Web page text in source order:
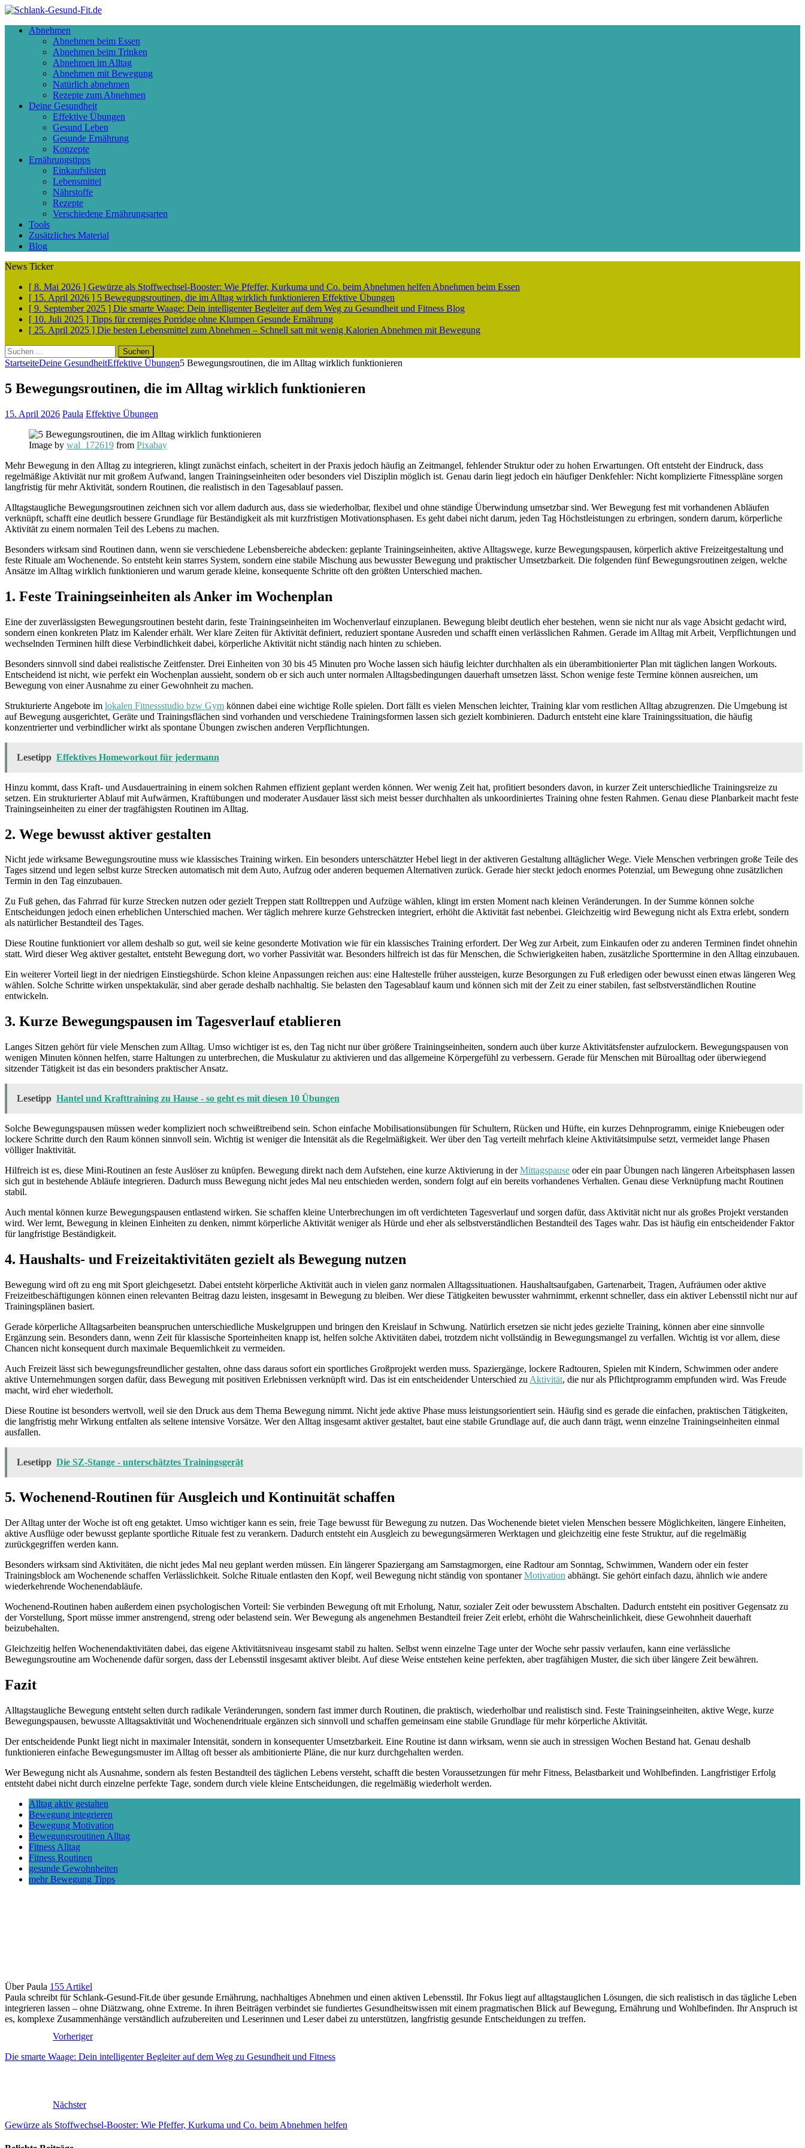
Abnehmen
Abnehmen beim Essen
Abnehmen beim Trinken
Abnehmen im Alltag
Abnehmen mit Bewegung
Natürlich abnehmen
Rezepte zum Abnehmen
Deine Gesundheit
Effektive Übungen
Gesund Leben
Gesunde Ernährung
Konzepte
Ernährungstipps
Einkaufslisten
Lebensmittel
Nährstoffe
Rezepte
Verschiedene Ernährungsarten
Tools
Zusätzliches Material
Blog
News Ticker
[ 8. Mai 2026 ] Gewürze als Stoffwechsel-Booster: Wie Pfeffer, Kurkuma und Co. beim Abnehmen helfen Abnehmen beim Essen
[ 15. April 2026 ] 5 Bewegungsroutinen, die im Alltag wirklich funktionieren Effektive Übungen
[ 9. September 2025 ] Die smarte Waage: Dein intelligenter Begleiter auf dem Weg zu Gesundheit und Fitness Blog
[ 10. Juli 2025 ] Tipps für cremiges Porridge ohne Klumpen Gesunde Ernährung
[ 25. April 2025 ] Die besten Lebensmittel zum Abnehmen – Schnell satt mit wenig Kalorien Abnehmen mit Bewegung
Suchen
nach:
StartseiteDeine GesundheitEffektive Übungen5 Bewegungsroutinen, die im Alltag wirklich funktionieren
5 Bewegungsroutinen, die im Alltag wirklich funktionieren
15. April 2026 Paula Effektive Übungen
Image by wal_172619 from Pixabay
Mehr Bewegung in den Alltag zu integrieren, klingt zunächst einfach, scheitert in der Praxis jedoch häufig an Zeitmangel, fehlender Struktur oder zu hohen Erwartungen. Oft entsteht der Eindruck, dass
regelmäßige Aktivität nur mit großem Aufwand, langen Trainingseinheiten oder besonders viel Disziplin möglich ist. Genau darin liegt jedoch ein häufiger Denkfehler: Nicht komplizierte Fitnesspläne sorgen
langfristig für mehr Aktivität, sondern Routinen, die realistisch in den Tagesablauf passen.
Alltagstaugliche Bewegungsroutinen zeichnen sich vor allem dadurch aus, dass sie wiederholbar, flexibel und ohne ständige Überwindung umsetzbar sind. Wer Bewegung fest mit vorhandenen Abläufen
verknüpft, schafft eine deutlich bessere Grundlage für Beständigkeit als mit kurzfristigen Motivationsphasen. Es geht dabei nicht darum, jeden Tag Höchstleistungen zu erbringen, sondern darum, körperliche
Aktivität zu einem normalen Teil des Lebens zu machen.
Besonders wirksam sind Routinen dann, wenn sie verschiedene Lebensbereiche abdecken: geplante Trainingseinheiten, aktive Alltagswege, kurze Bewegungspausen, körperlich aktive Freizeitgestaltung und
feste Rituale am Wochenende. So entsteht kein starres System, sondern eine stabile Mischung aus bewusster Bewegung und praktischer Umsetzbarkeit. Die folgenden fünf Bewegungsroutinen zeigen, welche
Ansätze im Alltag wirklich funktionieren und warum gerade kleine, konsequente Schritte oft den größten Unterschied machen.
1. Feste Trainingseinheiten als Anker im Wochenplan
Eine der zuverlässigsten Bewegungsroutinen besteht darin, feste Trainingseinheiten im Wochenverlauf einzuplanen. Bewegung bleibt deutlich eher bestehen, wenn sie nicht nur als vage Absicht gedacht wird,
sondern einen konkreten Platz im Kalender erhält. Wer klare Zeiten für Aktivität definiert, reduziert spontane Ausreden und schafft einen verlässlichen Rahmen. Gerade im Alltag mit Arbeit, Verpflichtungen und
wechselnden Terminen hilft diese Verbindlichkeit dabei, körperliche Aktivität nicht ständig nach hinten zu schieben.
Besonders sinnvoll sind dabei realistische Zeitfenster. Drei Einheiten von 30 bis 45 Minuten pro Woche lassen sich häufig leichter durchhalten als ein überambitionierter Plan mit täglichen langen Workouts.
Entscheidend ist nicht, wie perfekt ein Wochenplan aussieht, sondern ob er sich auch unter normalen Alltagsbedingungen dauerhaft umsetzen lässt. Schon wenige feste Termine können ausreichen, um
Bewegung von einer Ausnahme zu einer Gewohnheit zu machen.
Strukturierte Angebote im lokalen Fitnessstudio bzw Gym können dabei eine wichtige Rolle spielen. Dort fällt es vielen Menschen leichter, Training klar vom restlichen Alltag abzugrenzen. Die Umgebung ist
auf Bewegung ausgerichtet, Geräte und Trainingsflächen sind vorhanden und verschiedene Trainingsformen lassen sich gezielt kombinieren. Dadurch entsteht eine klare Trainingssituation, die häufig
konzentrierter und verbindlicher wirkt als spontane Übungen zwischen anderen Verpflichtungen.
Lesetipp Effektives Homeworkout für jedermann
Hinzu kommt, dass Kraft- und Ausdauertraining in einem solchen Rahmen effizient geplant werden können. Wer wenig Zeit hat, profitiert besonders davon, in kurzer Zeit unterschiedliche Trainingsreize zu
setzen. Ein strukturierter Ablauf mit Aufwärmen, Kraftübungen und moderater Ausdauer lässt sich meist besser durchhalten als unkoordiniertes Training ohne festen Rahmen. Genau diese Planbarkeit macht feste
Trainingseinheiten zu einer der tragfähigsten Routinen im Alltag.
2. Wege bewusst aktiver gestalten
Nicht jede wirksame Bewegungsroutine muss wie klassisches Training wirken. Ein besonders unterschätzter Hebel liegt in der aktiveren Gestaltung alltäglicher Wege. Viele Menschen verbringen große Teile des
Tages sitzend und legen selbst kurze Strecken automatisch mit dem Auto, Aufzug oder anderen bequemen Alternativen zurück. Gerade hier steckt jedoch enormes Potenzial, um Bewegung ohne zusätzlichen
Termin in den Tag einzubauen.
Zu Fuß gehen, das Fahrrad für kurze Strecken nutzen oder gezielt Treppen statt Rolltreppen und Aufzüge wählen, klingt im ersten Moment nach kleinen Veränderungen. In der Summe können solche
Entscheidungen jedoch einen erheblichen Unterschied machen. Wer täglich mehrere kurze Gehstrecken integriert, erhöht die Aktivität fast nebenbei. Gleichzeitig wird Bewegung nicht als Extra erlebt, sondern
als natürlicher Bestandteil des Tages.
Diese Routine funktioniert vor allem deshalb so gut, weil sie keine gesonderte Motivation wie für ein klassisches Training erfordert. Der Weg zur Arbeit, zum Einkaufen oder zu anderen Terminen findet ohnehin
statt. Wird dieser Weg aktiver gestaltet, entsteht Bewegung dort, wo vorher Passivität war. Besonders hilfreich ist das für Menschen, die Schwierigkeiten haben, zusätzliche Sporttermine in den Alltag einzubauen.
Ein weiterer Vorteil liegt in der niedrigen Einstiegshürde. Schon kleine Anpassungen reichen aus: eine Haltestelle früher aussteigen, kurze Besorgungen zu Fuß erledigen oder bewusst einen etwas längeren Weg
wählen. Solche Schritte wirken unspektakulär, sind aber gerade deshalb nachhaltig. Sie belasten den Tagesablauf kaum und können sich mit der Zeit zu einer stabilen, fast selbstverständlichen Routine
entwickeln.
3. Kurze Bewegungspausen im Tagesverlauf etablieren
Langes Sitzen gehört für viele Menschen zum Alltag. Umso wichtiger ist es, den Tag nicht nur über größere Trainingseinheiten, sondern auch über kurze Aktivitätsfenster aufzulockern. Bewegungspausen von
wenigen Minuten können helfen, starre Haltungen zu unterbrechen, die Muskulatur zu aktivieren und das allgemeine Körpergefühl zu verbessern. Gerade für Menschen mit Büroalltag oder überwiegend
sitzender Tätigkeit ist das ein besonders praktischer Ansatz.
Lesetipp Hantel und Krafttraining zu Hause - so geht es mit diesen 10 Übungen
Solche Bewegungspausen müssen weder kompliziert noch schweißtreibend sein. Schon einfache Mobilisationsübungen für Schultern, Rücken und Hüfte, ein kurzes Dehnprogramm, einige Kniebeugen oder
lockere Schritte durch den Raum können sinnvoll sein. Wichtig ist weniger die Intensität als die Regelmäßigkeit. Wer über den Tag verteilt mehrfach kleine Aktivitätsimpulse setzt, vermeidet lange Phasen
völliger Inaktivität.
Hilfreich ist es, diese Mini-Routinen an feste Auslöser zu knüpfen. Bewegung direkt nach dem Aufstehen, eine kurze Aktivierung in derMittagspause oder ein paar Übungen nach längeren Arbeitsphasen lassen
sich gut in bestehende Abläufe integrieren. Dadurch muss Bewegung nicht jedes Mal neu entschieden werden, sondern folgt auf ein bereits vorhandenes Verhalten. Genau diese Verknüpfung macht Routinen
stabil.
Auch mental können kurze Bewegungspausen entlastend wirken. Sie schaffen kleine Unterbrechungen im oft verdichteten Tagesverlauf und sorgen dafür, dass Aktivität nicht nur als großes Projekt verstanden
wird. Wer lernt, Bewegung in kleinen Einheiten zu denken, nimmt körperliche Aktivität weniger als Hürde und eher als selbstverständlichen Bestandteil des Tages wahr. Das ist häufig ein entscheidender Faktor
für langfristige Beständigkeit.
4. Haushalts- und Freizeitaktivitäten gezielt als Bewegung nutzen
Bewegung wird oft zu eng mit Sport gleichgesetzt. Dabei entsteht körperliche Aktivität auch in vielen ganz normalen Alltagssituationen. Haushaltsaufgaben, Gartenarbeit, Tragen, Aufräumen oder aktive
Freizeitbeschäftigungen können einen relevanten Beitrag dazu leisten, insgesamt in Bewegung zu bleiben. Wer diese Tätigkeiten bewusster wahrnimmt, erkennt schneller, dass ein aktiver Lebensstil nicht nur auf
Trainingsplänen basiert.
Gerade körperliche Alltagsarbeiten beanspruchen unterschiedliche Muskelgruppen und bringen den Kreislauf in Schwung. Natürlich ersetzen sie nicht jedes gezielte Training, können aber eine sinnvolle
Ergänzung sein. Besonders dann, wenn Zeit für klassische Sporteinheiten knapp ist, helfen solche Aktivitäten dabei, trotzdem nicht vollständig in Bewegungsmangel zu verfallen. Wichtig ist vor allem, diese
Chancen nicht konsequent durch maximale Bequemlichkeit zu vermeiden.
Auch Freizeit lässt sich bewegungsfreundlicher gestalten, ohne dass daraus sofort ein sportliches Großprojekt werden muss. Spaziergänge, lockere Radtouren, Spielen mit Kindern, Schwimmen oder andere
aktive Unternehmungen sorgen dafür, dass Bewegung mit positiven Erlebnissen verknüpft wird. Das ist ein entscheidender Unterschied zu Aktivität, die nur als Pflichtprogramm empfunden wird. Was Freude
macht, wird eher wiederholt.
Diese Routine ist besonders wertvoll, weil sie den Druck aus dem Thema Bewegung nimmt. Nicht jede aktive Phase muss leistungsorientiert sein. Häufig sind es gerade die einfachen, praktischen Tätigkeiten,
die langfristig mehr Wirkung entfalten als seltene intensive Vorsätze. Wer den Alltag insgesamt aktiver gestaltet, baut eine stabile Grundlage auf, die auch dann trägt, wenn einzelne Trainingseinheiten einmal
ausfallen.
Lesetipp Die SZ-Stange - unterschätztes Trainingsgerät
5. Wochenend-Routinen für Ausgleich und Kontinuität schaffen
Der Alltag unter der Woche ist oft eng getaktet. Umso wichtiger kann es sein, freie Tage bewusst für Bewegung zu nutzen. Das Wochenende bietet vielen Menschen bessere Möglichkeiten, längere Einheiten,
aktive Ausflüge oder bewusst geplante sportliche Rituale fest zu verankern. Dadurch entsteht ein Ausgleich zu bewegungsärmeren Werktagen und gleichzeitig eine feste Struktur, auf die regelmäßig
zurückgegriffen werden kann.
Besonders wirksam sind Aktivitäten, die nicht jedes Mal neu geplant werden müssen. Ein längerer Spaziergang am Samstagmorgen, eine Radtour am Sonntag, Schwimmen, Wandern oder ein fester
Trainingsblock am Wochenende schaffen Verlässlichkeit. Solche Rituale entlasten den Kopf, weil Bewegung nicht ständig von spontanerMotivation abhängt. Sie gehört einfach dazu, ähnlich wie andere
wiederkehrende Wochenendabläufe.
Wochenend-Routinen haben außerdem einen psychologischen Vorteil: Sie verbinden Bewegung oft mit Erholung, Natur, sozialer Zeit oder bewusstem Abschalten. Dadurch entsteht ein positiver Gegensatz zu
der Vorstellung, Sport müsse immer anstrengend, streng oder belastend sein. Wer Bewegung als angenehmen Bestandteil freier Zeit erlebt, erhöht die Wahrscheinlichkeit, diese Gewohnheit dauerhaft
beizubehalten.
Gleichzeitig helfen Wochenendaktivitäten dabei, das eigene Aktivitätsniveau insgesamt stabil zu halten. Selbst wenn einzelne Tage unter der Woche sehr passiv verlaufen, kann eine verlässliche
Bewegungsroutine am Wochenende dafür sorgen, dass der Lebensstil insgesamt aktiver bleibt. Auf diese Weise entstehen keine perfekten, aber tragfähigen Muster, die sich über längere Zeit bewähren.
Fazit
Alltagstaugliche Bewegung entsteht selten durch radikale Veränderungen, sondern fast immer durch Routinen, die praktisch, wiederholbar und realistisch sind. Feste Trainingseinheiten, aktive Wege, kurze
Bewegungspausen, bewusste Alltagsaktivität und Wochenendrituale ergänzen sich sinnvoll und schaffen gemeinsam eine stabile Grundlage für mehr körperliche Aktivität.
Der entscheidende Punkt liegt nicht in maximaler Intensität, sondern in konsequenter Umsetzbarkeit. Eine Routine ist dann wirksam, wenn sie auch in stressigen Wochen Bestand hat. Genau deshalb
funktionieren einfache Bewegungsmuster im Alltag oft besser als ambitionierte Pläne, die nur kurz durchgehalten werden.
Wer Bewegung nicht als Ausnahme, sondern als festen Bestandteil des täglichen Lebens versteht, schafft die besten Voraussetzungen für mehr Fitness, Belastbarkeit und Wohlbefinden. Langfristiger Erfolg
entsteht dabei nicht durch einzelne perfekte Tage, sondern durch viele kleine Entscheidungen, die regelmäßig wiederholt werden.
Alltag aktiv gestalten
Bewegung integrieren
Bewegung Motivation
Bewegungsroutinen Alltag
Fitness Alltag
Fitness Routinen
gesunde Gewohnheiten
mehr Bewegung Tipps
Über Paula 155 Artikel
Paula schreibt für Schlank-Gesund-Fit.de über gesunde Ernährung, nachhaltiges Abnehmen und einen aktiven Lebensstil. Ihr Fokus liegt auf alltagstauglichen Lösungen, die sich realistisch in das tägliche Leben
integrieren lassen – ohne Diätzwang, ohne Extreme. In ihren Beiträgen verbindet sie fundiertes Gesundheitswissen mit einem pragmatischen Blick auf Bewegung, Ernährung und Wohlbefinden. Ihr Anspruch ist
es, komplexe Zusammenhänge verständlich aufzubereiten und Leserinnen und Leser dabei zu unterstützen, langfristig gesunde Entscheidungen zu treffen.
Vorheriger
Die smarte Waage: Dein intelligenter Begleiter auf dem Weg zu Gesundheit und Fitness
Nächster
Gewürze als Stoffwechsel-Booster: Wie Pfeffer, Kurkuma und Co. beim Abnehmen helfen